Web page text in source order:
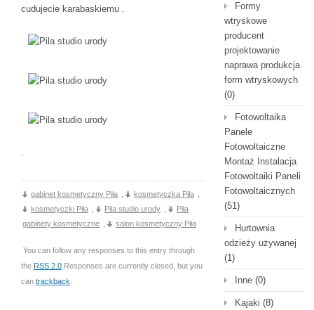
cudujecie karabaskiemu .
.
gabinet kosmetyczny Piła kosmetyczka Piła
kosmetyczki Piła
Pila studio urody
Piła
gabinety kosmetyczne
salon kosmetyczny Piła
You can follow any responses to this entry through
the RSS 2.0 Responses are currently closed, but you
can trackback
Formy
wtryskowe
producent
projektowanie
naprawa produkcja
form wtryskowych
(0)
Fotowoltaika
Panele
Fotowoltaiczne
Montaż Instalacja
Fotowoltaiki Paneli
Fotowoltaicznych
(51)
Hurtownia
odzieży używanej
(1)
Inne (0)
Kajaki (8)